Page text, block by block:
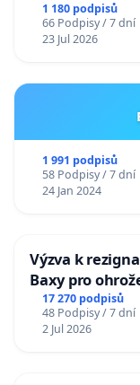
1 180 podpisů
66 Podpisy / 7 dní
23 Jul 2026
1 991 podpisů
58 Podpisy / 7 dní
24 Jan 2024
Výzva k
Baxy pro
17 270 podpisů
48 Podpisy / 7 dní
2 Jul 2026